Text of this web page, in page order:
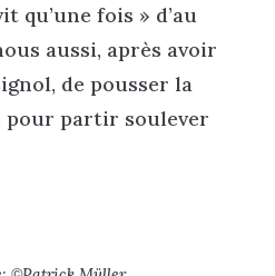
qu’une fois » d’au
aussi, après avoir
de pousser la
pour partir soulever